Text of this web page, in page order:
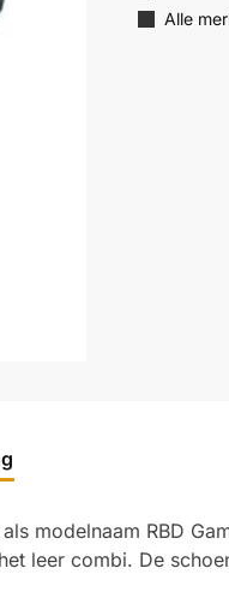
Alle
modelnaam RBD
leer combi. De